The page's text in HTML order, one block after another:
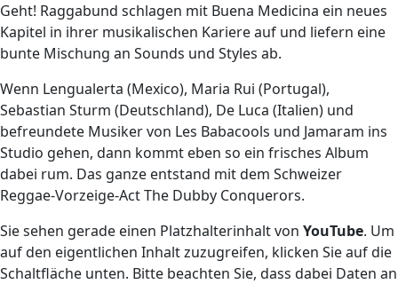
Geht! Raggabund schlagen mit Buena Medicina ein neues
Kapitel in ihrer musikalischen Kariere auf und liefern eine
bunte Mischung an Sounds und Styles ab.
Wenn Lengualerta (Mexico), Maria Rui (Portugal),
Sebastian Sturm (Deutschland), De Luca (Italien) und
befreundete Musiker von Les Babacools und Jamaram ins
Studio gehen, dann kommt eben so ein frisches Album
dabei rum. Das ganze entstand mit dem Schweizer
Reggae-Vorzeige-Act The Dubby Conquerors.
Sie sehen gerade einen Platzhalterinhalt von YouTube. Um
auf den eigentlichen Inhalt zuzugreifen, klicken Sie auf die
Schaltfläche unten. Bitte beachten Sie, dass dabei Daten an